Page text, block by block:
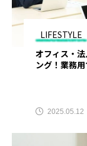
LIFESTYLE
オフィス・
ング！業務
2025.05.12
ホワイトニング
ママ向け
メンズ医療脱毛